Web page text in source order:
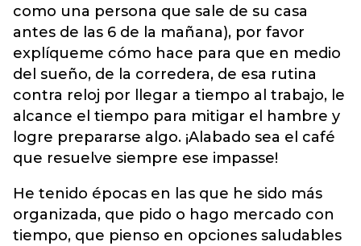
como una persona que sale de su casa
antes de las 6 de la mañana), por favor
explíqueme cómo hace para que en medio
del sueño, de la corredera, de esa rutina
contra reloj por llegar a tiempo al trabajo, le
alcance el tiempo para mitigar el hambre y
logre prepararse algo. ¡Alabado sea el café
que resuelve siempre ese impasse!
He tenido épocas en las que he sido más
organizada, que pido o hago mercado con
tiempo, que pienso en opciones saludables